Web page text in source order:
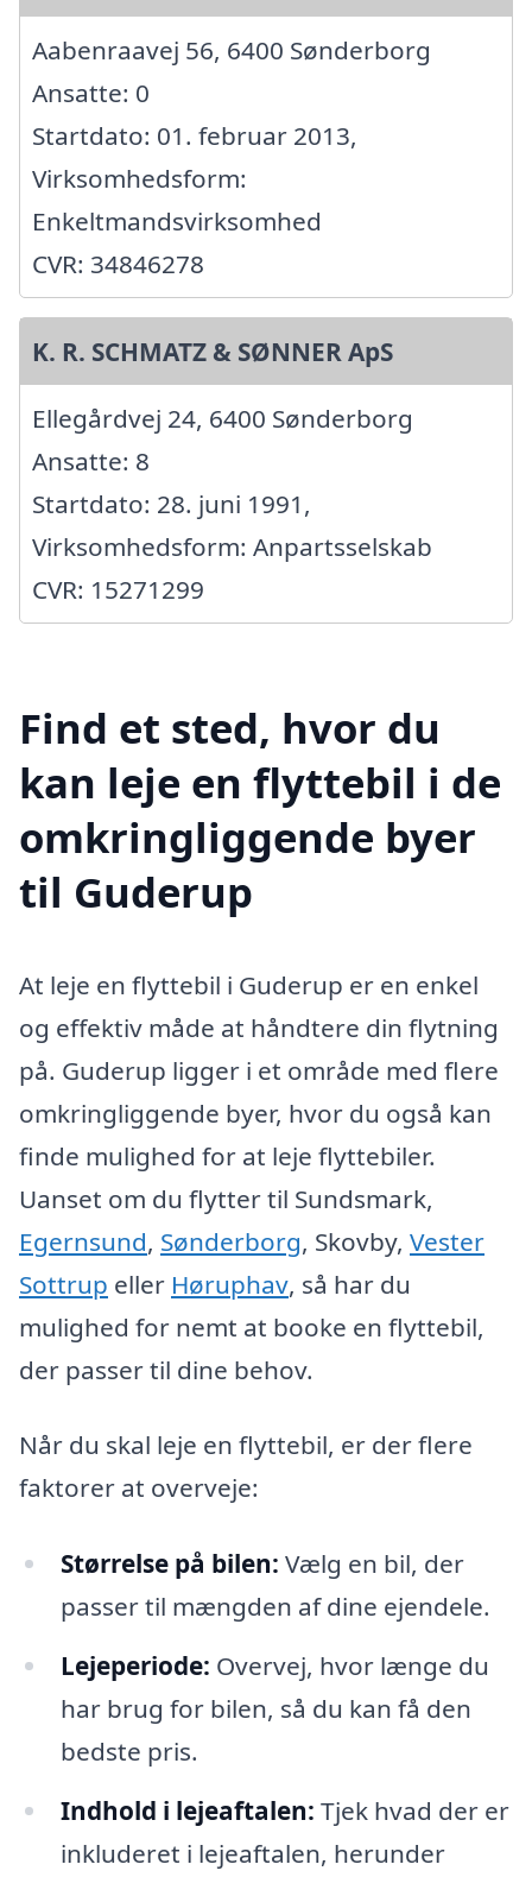
Aabenraavej 56, 6400 Sønderborg
Ansatte: 0
Startdato: 01. februar 2013,
Virksomhedsform:
Enkeltmandsvirksomhed
CVR: 34846278
K. R. SCHMATZ & SØNNER ApS
Ellegårdvej 24, 6400 Sønderborg
Ansatte: 8
Startdato: 28. juni 1991,
Virksomhedsform: Anpartsselskab
CVR: 15271299
Find et sted, hvor du
kan leje en flyttebil i de
omkringliggende byer
til Guderup
At leje en flyttebil i Guderup er en enkel
og effektiv måde at håndtere din flytning
på. Guderup ligger i et område med flere
omkringliggende byer, hvor du også kan
finde mulighed for at leje flyttebiler.
Uanset om du flytter til Sundsmark,
Egernsund, Sønderborg, Skovby, Vester
Sottrup eller Høruphav, så har du
mulighed for nemt at booke en flyttebil,
der passer til dine behov.
Når du skal leje en flyttebil, er der flere
faktorer at overveje:
Størrelse på bilen: Vælg en bil, der
passer til mængden af dine ejendele.
Lejeperiode: Overvej, hvor længe du
har brug for bilen, så du kan få den
bedste pris.
Indhold i lejeaftalen: Tjek hvad der er
inkluderet i lejeaftalen, herunder